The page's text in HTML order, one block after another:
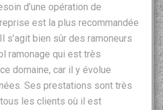
d’une opération de
est la plus recommandée
s’agit bien sûr des ramoneurs
ramonage qui est très
domaine, car il y évolue
Ses prestations sont très
les clients où il est